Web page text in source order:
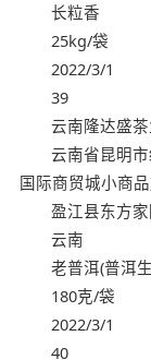
长粒香
25kg/袋
2022/3/1
39
云南隆达盛
云南省昆明
国际商贸城小商
盈江县东方
云南
老普洱(普洱
180克/袋
2022/3/1
40